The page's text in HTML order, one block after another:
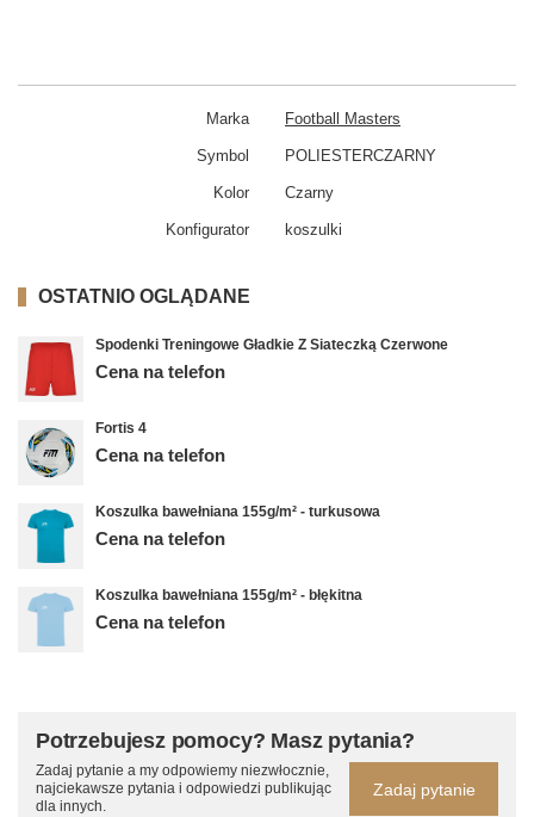
Marka Football Masters
Symbol POLIESTERCZARNY
Kolor Czarny
Konfigurator koszulki
OSTATNIO OGLĄDANE
Spodenki Treningowe Gładkie Z Siateczką Czerwone
Cena na telefon
Fortis 4
Cena na telefon
Koszulka bawełniana 155g/m² - turkusowa
Cena na telefon
Koszulka bawełniana 155g/m² - błękitna
Cena na telefon
Potrzebujesz pomocy? Masz pytania?
Zadaj pytanie a my odpowiemy niezwłocznie,
najciekawsze pytania i odpowiedzi publikując
dla innych.
Zadaj pytanie